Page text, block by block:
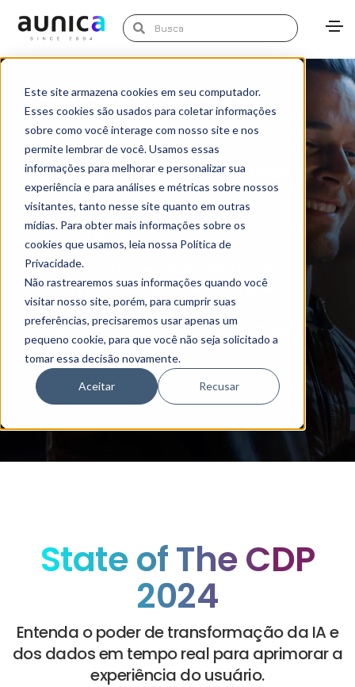
Este site armazena cookies em seu computador.
Esses cookies são usados para coletar informações
sobre como você interage com nosso site e nos
permite lembrar de você. Usamos essas
informações para melhorar e personalizar sua
experiência e para análises e métricas sobre nossos
visitantes, tanto nesse site quanto em outras
mídias. Para obter mais informações sobre os
cookies que usamos, leia nossa Política de
Privacidade.
Não rastrearemos suas informações quando você
visitar nosso site, porém, para cumprir suas
preferências, precisaremos usar apenas um
pequeno cookie, para que você não seja solicitado a
tomar essa decisão novamente.
Aceitar Recusar
Aproxime-se do seu público
para construir relações
autênticas
Com a Customer Data Platform
(CDP) by Tealium você oferece
conteúdo personalizado ao
segmentar seu público de maneira
precisa e inteligente.
State of The CDP
2024
Entenda o poder de transformação da IA e
dos dados em tempo real para aprimorar a
experiência do usuário.